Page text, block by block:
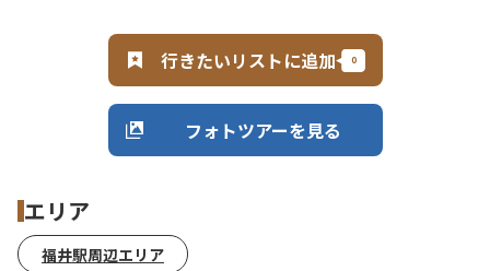
行きたいリストに追加
フォトツアーを見る
エリア
福井駅周辺エリア